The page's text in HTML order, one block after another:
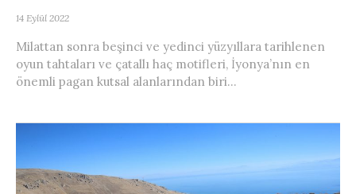
14 Eylül 2022
Milattan sonra beşinci ve yedinci yüzyıllara tarihlenen
oyun tahtaları ve çatallı haç motifleri, İyonya’nın en
önemli pagan kutsal alanlarından biri...